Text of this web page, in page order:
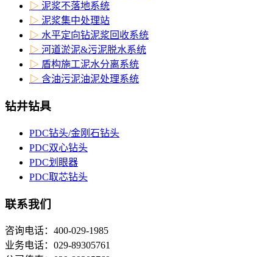
▷ 泥浆不落地系统
▷ 泥浆集中处理站
▷ 水平定向钻泥浆回收系统
▷ 河道淤泥&污泥脱水系统
▷ 盾构施工泥水分离系统
▷ 含油污泥油泥处理系统
钻井钻具
PDC钻头/金刚石钻头
PDC双心钻头
PDC划眼器
PDC取芯钻头
联系我们
咨询电话：400-029-1985
业务电话：029-89305761